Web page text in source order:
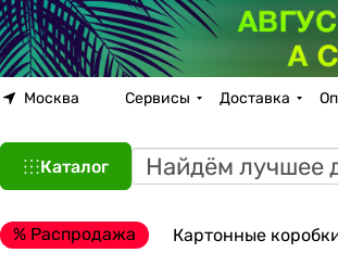
Москва Сервисы Доставка
Каталог
% Распродажа Картонные